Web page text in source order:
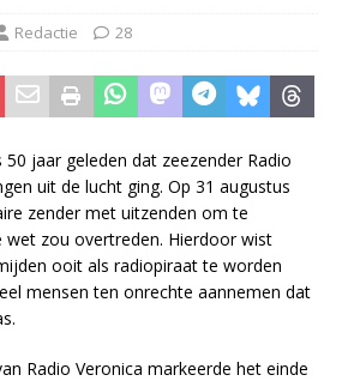
Redactie 28
50 jaar geleden dat zeezender Radio
uit de lucht ging. Op 31 augustus
zender met uitzenden om te
zou overtreden. Hierdoor wist
ooit als radiopiraat te worden
mensen ten onrechte aannemen dat
Radio Veronica markeerde het einde